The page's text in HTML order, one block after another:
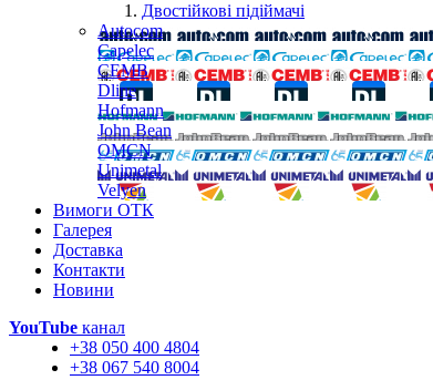
Двостійкові підіймачі
Autocom
Capelec
CEMB
Dline
Hofmann
John Bean
OMCN
Unimetal
Velyen
Вимоги ОТК
Галерея
Доставка
Контакти
Новини
YouTube канал
+38 050 400 4804
+38 067 540 8004